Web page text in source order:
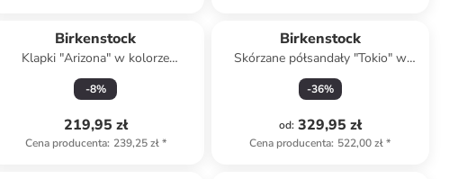
Birkenstock
Klapki "Arizona" w kolorze
błękitnym
-8%
219,95 zł
Cena producenta: 239,25 zł*
Birkenstock
Skórzane półsandały "Tokio" w
kolorze granatowym
-36%
od: 329,95 zł
Cena producenta: 522,00 zł*